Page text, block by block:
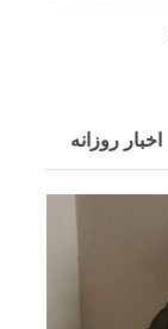
اخبار روزانه